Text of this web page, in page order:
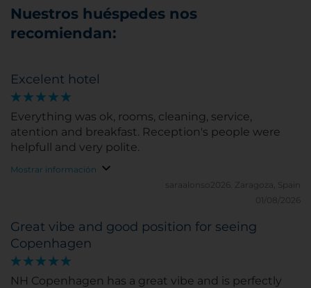
Nuestros huéspedes nos
recomiendan:
Excelent hotel
Everything was ok, rooms, cleaning, service,
atention and breakfast. Reception's people were
helpfull and very polite.
Mostrar información
saraalonso2026.
Zaragoza, Spain
01/08/2026
Great vibe and good position for seeing
Copenhagen
NH Copenhagen has a great vibe and is perfectly